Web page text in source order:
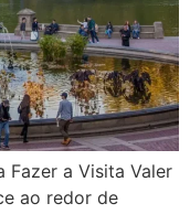
Fazer a Visita Valer
ao redor de